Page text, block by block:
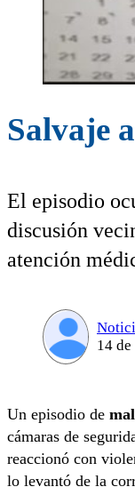
Salvaje
El episodio
discusión
atención
14
Un episodio de
cámaras de
reaccionó con
lo levantó de la